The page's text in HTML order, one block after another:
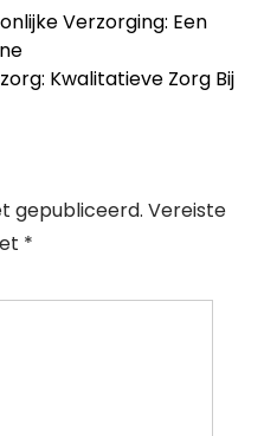
Verzorging: Een
Kwalitatieve Zorg Bij
gepubliceerd. Vereiste
*